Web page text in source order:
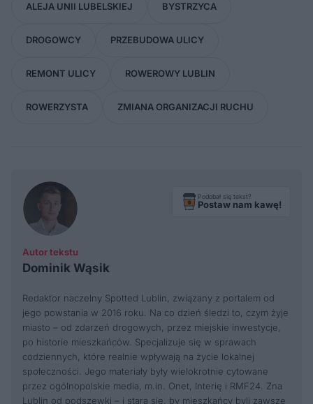
ALEJA UNII LUBELSKIEJ BYSTRZYCA
DROGOWCY PRZEBUDOWA ULICY
REMONT ULICY ROWEROWY LUBLIN
ROWERZYSTA ZMIANA ORGANIZACJI RUCHU
Autor tekstu
Dominik Wąsik
Podobał się tekst?
Postaw nam kawę!
Redaktor naczelny Spotted Lublin, związany z portalem od
jego powstania w 2016 roku. Na co dzień śledzi to, czym żyje
miasto – od zdarzeń drogowych, przez miejskie inwestycje,
po historie mieszkańców. Specjalizuje się w sprawach
codziennych, które realnie wpływają na życie lokalnej
społeczności. Jego materiały były wielokrotnie cytowane
przez ogólnopolskie media, m.in. Onet, Interię i RMF24. Zna
Lublin od podszewki – i stara się, by mieszkańcy byli zawsze